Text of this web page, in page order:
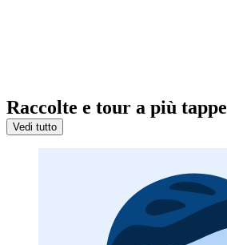
Raccolte e tour a più tappe
Vedi tutto